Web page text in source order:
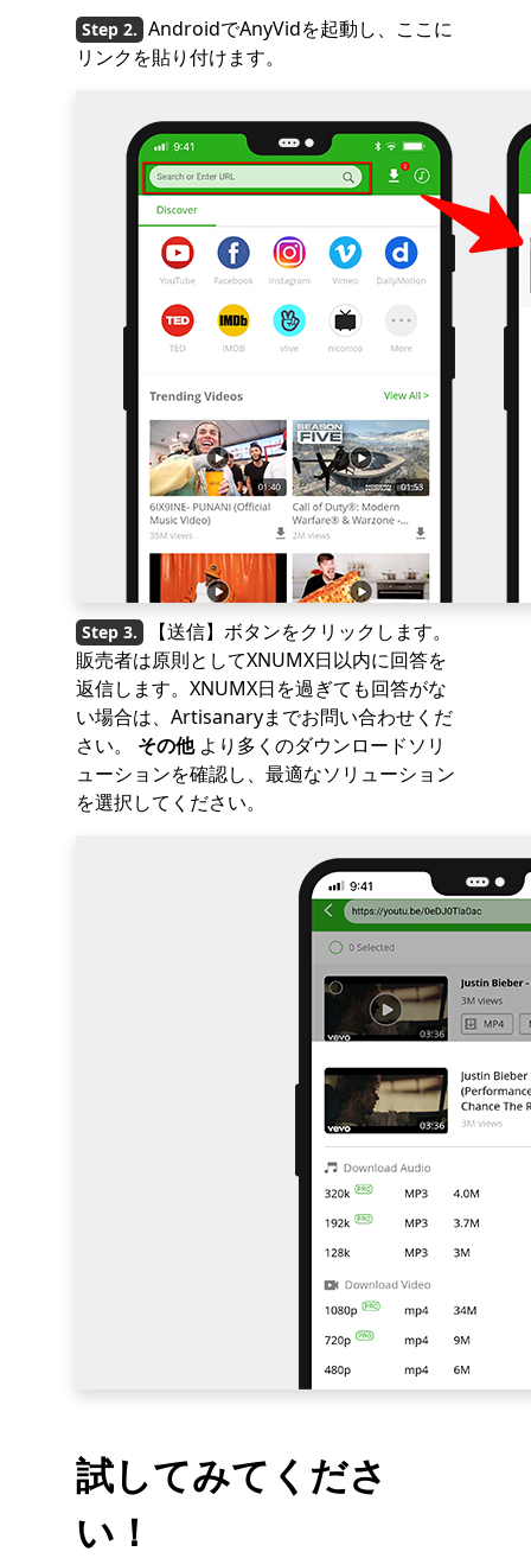
AndroidでAnyVidを起動し、ここに
リンクを貼り付けます。
【送信】ボタンをクリックします。
販売者は原則としてXNUMX日以内に回答を
返信します。XNUMX日を過ぎても回答がな
い場合は、Artisanaryまでお問い合わせくだ
さい。 その他より多くのダウンロードソリ
ューションを確認し、最適なソリューション
を選択してください。
試してみてくださ
い！